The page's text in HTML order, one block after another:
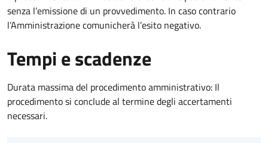
senza l’emissione di un provvedimento. In caso contrario
l’Amministrazione comunicherà l’esito negativo.
Tempi e scadenze
Durata massima del procedimento amministrativo: Il
procedimento si conclude al termine degli accertamenti
necessari.